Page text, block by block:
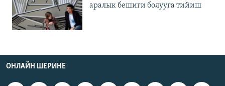
аралык бешиги болууга тийиш
ОНЛАЙН ШЕРИНЕ